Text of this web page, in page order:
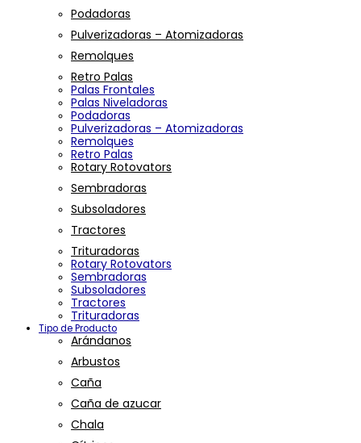
Podadoras
Pulverizadoras – Atomizadoras
Remolques
Retro Palas
Palas Frontales
Palas Niveladoras
Podadoras
Pulverizadoras – Atomizadoras
Remolques
Retro Palas
Rotary Rotovators
Sembradoras
Subsoladores
Tractores
Trituradoras
Rotary Rotovators
Sembradoras
Subsoladores
Tractores
Trituradoras
Tipo de Producto
Arándanos
Arbustos
Caña
Caña de azucar
Chala